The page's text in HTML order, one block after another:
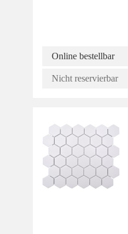
Online bestellbar
Nicht reservierbar